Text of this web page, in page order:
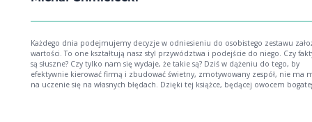
Każdego dnia podejmujemy decyzje w odniesieniu do osobistego zestawu
wartości. To one kształtują nasz styl przywództwa i podejście do niego. Czy
są słuszne? Czy tylko nam się wydaje, że takie są? Dziś w dążeniu do tego, by
efektywnie kierować firmą i zbudować świetny, zmotywowany zespół, nie ma
na uczenie się na własnych błędach. Dzięki tej książce, będącej owocem